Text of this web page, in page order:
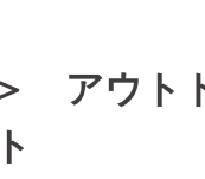
アウト